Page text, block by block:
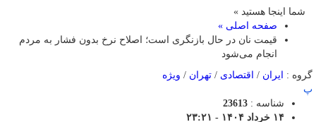
شما اینجا هستید »
صفحه اصلی »
قیمت نان در حال بازنگری است؛ اصلاح نرخ بدون فشار به مردم
انجام می‌شود
گروه :
ایران / اقتصادی / تهران / ویژه
پ
شناسه : 23613
۱۴ خرداد ۱۴۰۴ - ۲۳:۲۱